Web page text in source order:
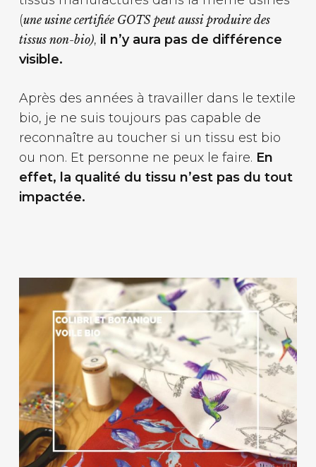
(une usine certifiée GOTS peut aussi produire des
tissus non-bio), il n’y aura pas de différence
visible.
Après des années à travailler dans le textile
bio, je ne suis toujours pas capable de
reconnaître au toucher si un tissu est bio
ou non. Et personne ne peux le faire. En
effet, la qualité du tissu n’est pas du tout
impactée.